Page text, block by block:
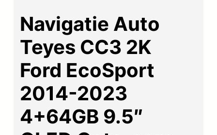
Navigatie Auto
Teyes CC3 2K
Ford EcoSport
2014-2023
4+64GB 9.5″